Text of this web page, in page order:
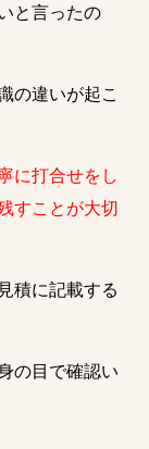
と言ったの
の違いが起こ
に打合せをし
すことが大切
積に記載する
の目で確認い